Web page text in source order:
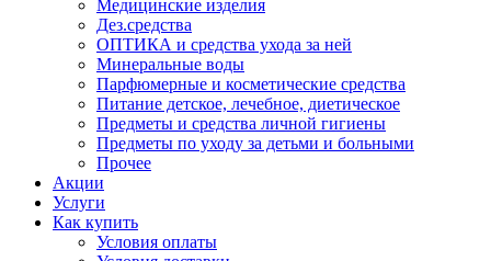
Медицинские изделия
Дез.средства
ОПТИКА и средства ухода за ней
Минеральные воды
Парфюмерные и косметические средства
Питание детское, лечебное, диетическое
Предметы и средства личной гигиены
Предметы по уходу за детьми и больными
Прочее
Акции
Услуги
Как купить
Условия оплаты